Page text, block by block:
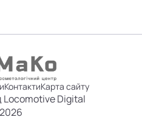
КонтактиКарта сайту
Locomotive Digital